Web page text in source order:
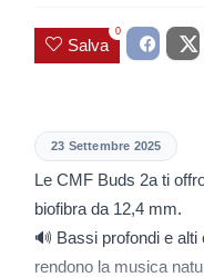
Salva
0
23 Settembre 2025
Le CMF Buds 2a ti
biofibra da 12,4 mm.
🔊 Bassi profondi e
rendono la musica